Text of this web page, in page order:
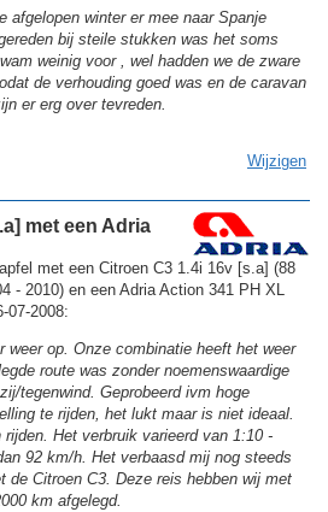
afgelopen winter er mee naar Spanje
bij steile stukken was het soms
weinig voor , wel hadden we de zware
de verhouding goed was en de caravan
er erg over tevreden.
Wijzigen
met een Adria
met een Citroen C3 1.4i 16v [s.a] (88
- 2010) en een Adria Action 341 PH XL
07-2008:
weer op. Onze combinatie heeft het weer
route was zonder noemenswaardige
tegenwind. Geprobeerd ivm hoge
te rijden, het lukt maar is niet ideaal.
Het verbruik varieerd van 1:10 -
92 km/h. Het verbaasd mij nog steeds
de Citroen C3. Deze reis hebben wij met
km afgelegd.